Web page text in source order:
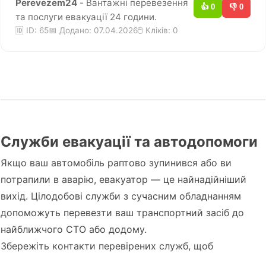
Perevezem24 - Вантажні перевезення
та послуги евакуації 24 години.
🆔 ID: 65📅 Додано: 07.04.2026🖱️ Кліків: 0
👍 0 👎 0
Служби евакуації та автодопомоги
Якщо ваш автомобіль раптово зупинився або ви
потрапили в аварію, евакуатор — це найнадійніший
вихід. Цілодобові служби з сучасним обладнанням
допоможуть перевезти ваш транспортний засіб до
найближчого СТО або додому.
Збережіть контакти перевірених служб, щоб